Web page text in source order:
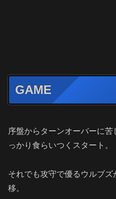
GAME
序盤からターンオーバーに
っかり食らいつくスタート。
それでも攻守で優るウルブ
移。